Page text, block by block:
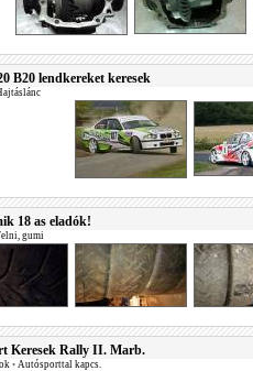
B20 lendkereket keresek
18 as eladók!
gumi
Keresek Rally II. Marb.
• Autósporttal kapcs.